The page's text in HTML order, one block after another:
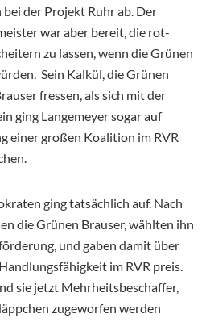
der Projekt Ruhr ab. Der
war aber bereit, die rot-
zu lassen, wenn die Grünen
Sein Kalkül, die Grünen
fressen, als sich mit der
ging Langemeyer sogar auf
einer großen Koalition im RVR
ging tatsächlich auf. Nach
die Grünen Brauser, wählten ihn
und gaben damit über
im RVR preis.
sie jetzt Mehrheitsbeschaffer,
zugeworfen werden